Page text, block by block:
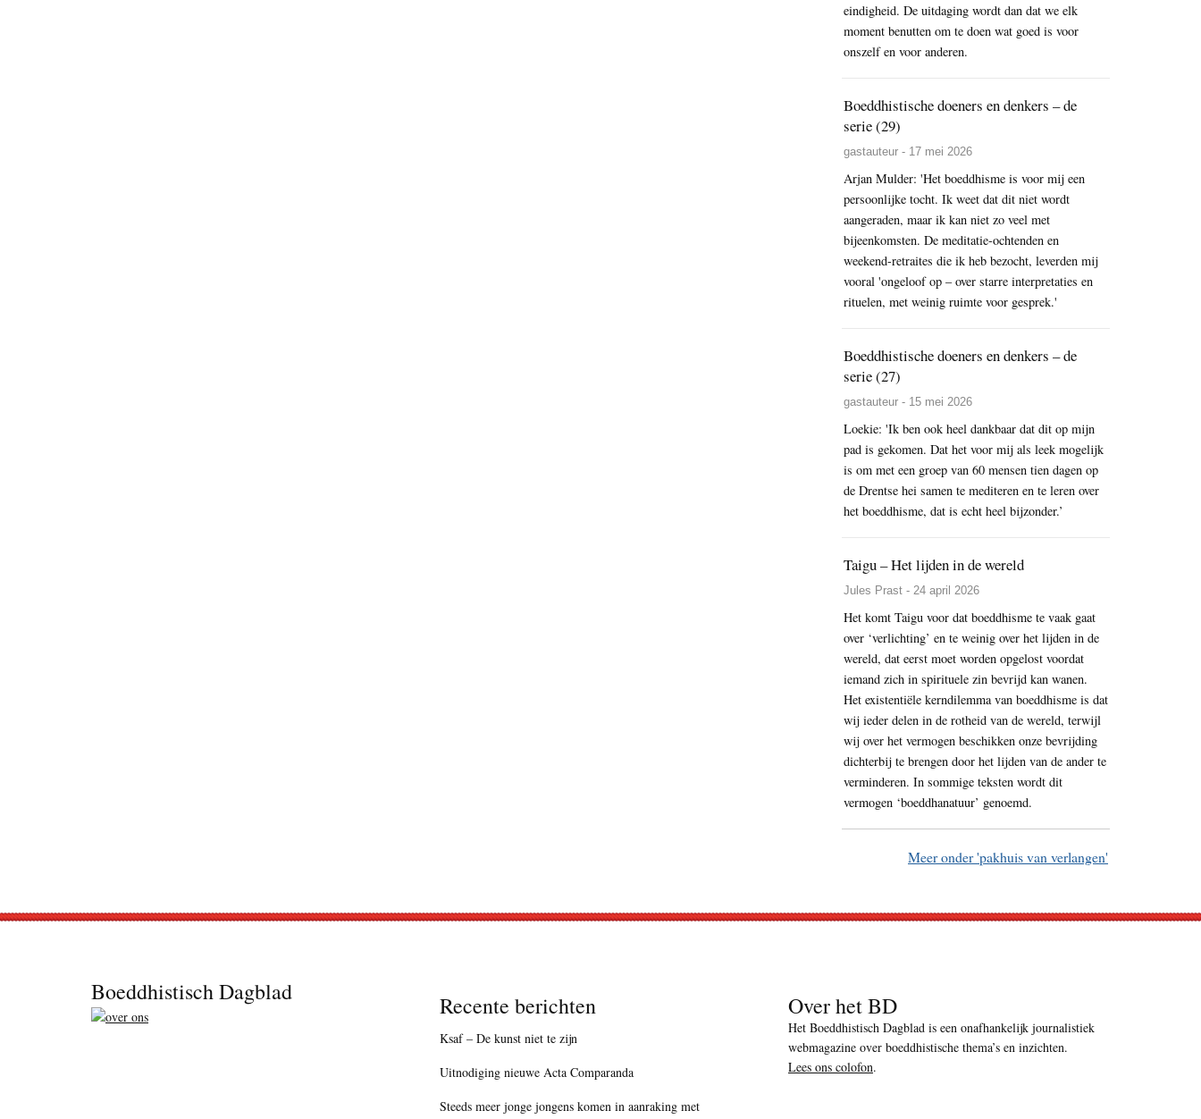
eindigheid. De uitdaging wordt dan dat we elk
moment benutten om te doen wat goed is voor
onszelf en voor anderen.
Boeddhistische doeners en denkers – de
serie (29)
gastauteur - 17 mei 2026
Arjan Mulder: 'Het boeddhisme is voor mij een
persoonlijke tocht. Ik weet dat dit niet wordt
aangeraden, maar ik kan niet zo veel met
bijeenkomsten. De meditatie-ochtenden en
weekend-retraites die ik heb bezocht, leverden mij
vooral 'ongeloof op – over starre interpretaties en
rituelen, met weinig ruimte voor gesprek.'
Boeddhistische doeners en denkers – de
serie (27)
gastauteur - 15 mei 2026
Loekie: 'Ik ben ook heel dankbaar dat dit op mijn
pad is gekomen. Dat het voor mij als leek mogelijk
is om met een groep van 60 mensen tien dagen op
de Drentse hei samen te mediteren en te leren over
het boeddhisme, dat is echt heel bijzonder.’
Taigu – Het lijden in de wereld
Jules Prast - 24 april 2026
Het komt Taigu voor dat boeddhisme te vaak gaat
over ‘verlichting’ en te weinig over het lijden in de
wereld, dat eerst moet worden opgelost voordat
iemand zich in spirituele zin bevrijd kan wanen.
Het existentiële kerndilemma van boeddhisme is dat
wij ieder delen in de rotheid van de wereld, terwijl
wij over het vermogen beschikken onze bevrijding
dichterbij te brengen door het lijden van de ander te
verminderen. In sommige teksten wordt dit
vermogen ‘boeddhanatuur’ genoemd.
Meer onder 'pakhuis van verlangen'
Boeddhistisch Dagblad Recente berichten
Ksaf – De kunst niet te zijn
Uitnodiging nieuwe Acta Comparanda
Steeds meer jonge jongens komen in aanraking met
Over het BD
Het Boeddhistisch Dagblad is een onafhankelijk journalistiek
webmagazine over boeddhistische thema’s en inzichten.
Lees ons colofon.